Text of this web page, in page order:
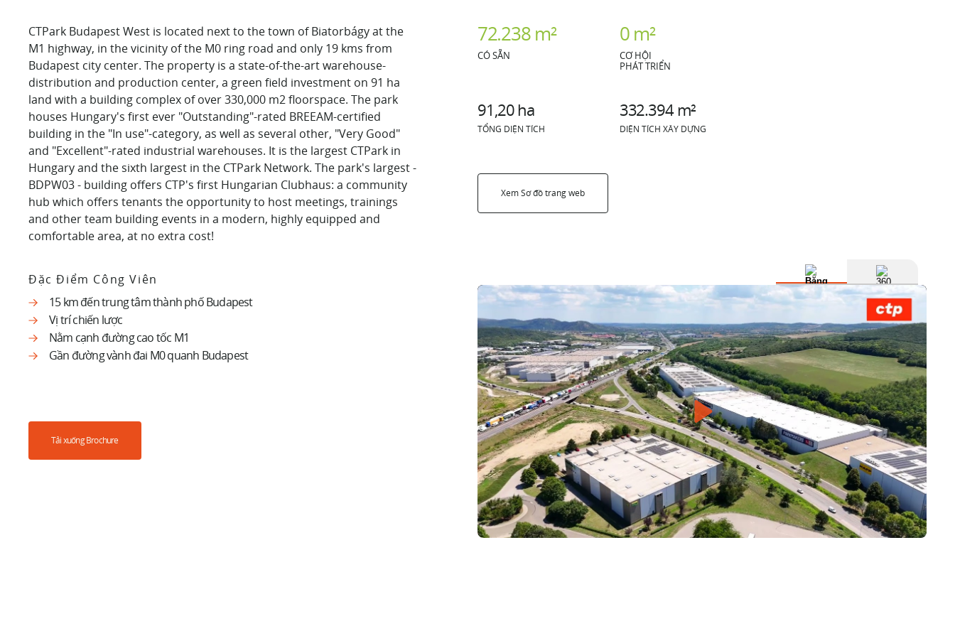
CTPark Budapest West is located next to the town of Biatorbágy at the
M1 highway, in the vicinity of the M0 ring road and only 19 kms from
Budapest city center. The property is a state-of-the-art warehouse-
distribution and production center, a green field investment on 91 ha
land with a building complex of over 330,000 m2 floorspace. The park
houses Hungary's first ever "Outstanding"-rated BREEAM-certified
building in the "In use"-category, as well as several other, "Very Good"
and "Excellent"-rated industrial warehouses. It is the largest CTPark in
Hungary and the sixth largest in the CTPark Network. The park's largest -
BDPW03 - building offers CTP's first Hungarian Clubhaus: a community
hub which offers tenants the opportunity to host meetings, trainings
and other team building events in a modern, highly equipped and
comfortable area, at no extra cost!
Đặc Điểm Công Viên
15 km đến trung tâm thành phố Budapest
Vị trí chiến lược
Nằm cạnh đường cao tốc M1
Gần đường vành đai M0 quanh Budapest
Tải xuống Brochure
72.238 m²
CÓ SẴN
0 m²
CƠ HỘI
PHÁT TRIỂN
91,20 ha
TỔNG DIỆN TÍCH
332.394 m²
DIỆN TÍCH XÂY DỰNG
Xem Sơ đồ trang web
Mute Settings
Play